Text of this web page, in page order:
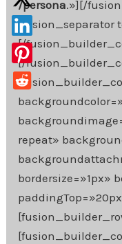
/persona.»][/
[fusion_separator
[/
[/
repeat»
bordersize=»1px»